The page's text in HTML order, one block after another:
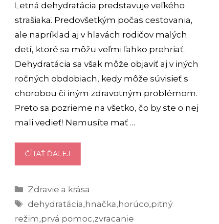
Letná dehydratácia predstavuje veľkého
strašiaka. Predovšetkým počas cestovania,
ale napríklad aj v hlavách rodičov malých
detí, ktoré sa môžu veľmi ľahko prehriať.
Dehydratácia sa však môže objaviť aj v iných
ročných obdobiach, kedy môže súvisieť s
chorobou či iným zdravotným problémom.
Preto sa pozrieme na všetko, čo by ste o nej
mali vedieť! Nemusíte mať …
ČÍTAŤ ĎALEJ
DEHYDRATÁCIA:
ROBIŤ
A
Kategórie
Zdravie a krása
Značky
dehydratácia,hnačka,horúco,pitný
režim,prvá pomoc,zvracanie